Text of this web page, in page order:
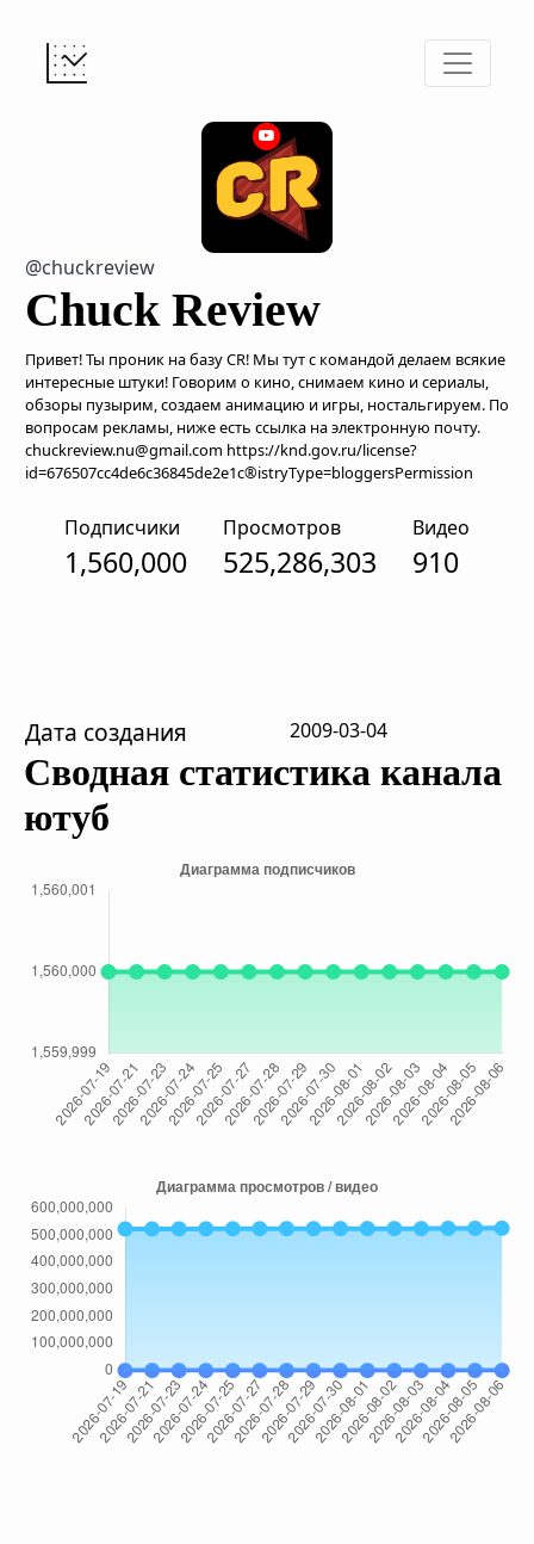
@chuckreview
Chuck Review
Привет! Ты проник на базу CR! Мы тут с командой делаем всякие
интересные штуки! Говорим о кино, снимаем кино и сериалы,
обзоры пузырим, создаем анимацию и игры, ностальгируем. По
вопросам рекламы, ниже есть ссылка на электронную почту.
chuckreview.nu@gmail.com https://knd.gov.ru/license?
id=676507cc4de6c36845de2e1c®istryType=bloggersPermission
Подписчики
1,560,000
Просмотров
525,286,303
Видео
910
Дата создания 2009-03-04
Сводная статистика канала
ютуб